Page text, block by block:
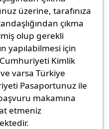
üzerine, tarafınıza
çıkma
olup gerekli
yapılabilmesi için
Kimlik
ve varsa Türkiye
Pasaportunuz ile
makamına
etmeniz